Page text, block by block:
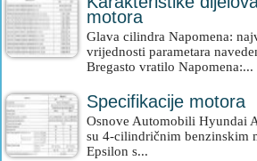
motora
Glava cilindra Napomena:
vrijednosti parametara
Bregasto vratilo Napomena:...
Specifikacije motora
Osnove Automobili Hyundai
su 4-cilindričnim benzinskim
Epsilon s...